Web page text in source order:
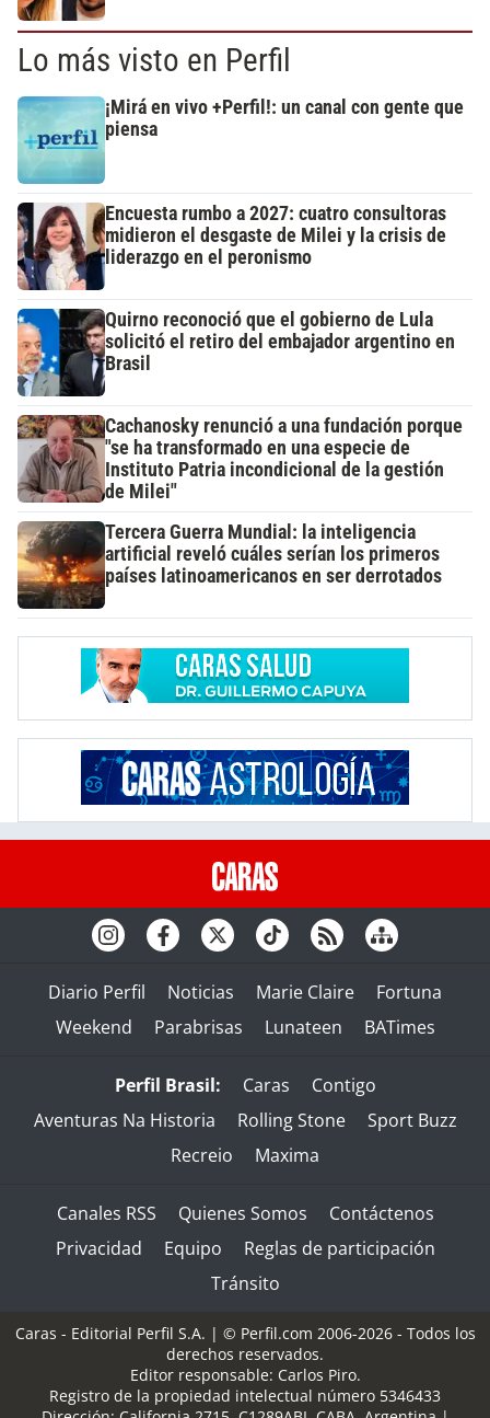
Lo más visto en Perfil
¡Mirá en vivo +Perfil!: un canal con gente que
piensa
Encuesta rumbo a 2027: cuatro consultoras
midieron el desgaste de Milei y la crisis de
liderazgo en el peronismo
Quirno reconoció que el gobierno de Lula
solicitó el retiro del embajador argentino en
Brasil
Cachanosky renunció a una fundación porque
"se ha transformado en una especie de
Instituto Patria incondicional de la gestión
de Milei"
Tercera Guerra Mundial: la inteligencia
artificial reveló cuáles serían los primeros
países latinoamericanos en ser derrotados
Diario Perfil Noticias Marie Claire
Fortuna
Weekend
Parabrisas Lunateen BATimes
Perfil Brasil: Caras
Contigo
Aventuras Na Historia
Rolling Stone
Sport Buzz
Recreio
Maxima
Canales RSS Quienes Somos
Contáctenos
Privacidad
Equipo
Reglas de participación
Tránsito
Caras - Editorial Perfil S.A. | © Perfil.com 2006-2026 - Todos los
derechos reservados.
Editor responsable: Carlos Piro.
Registro de la propiedad intelectual número 5346433